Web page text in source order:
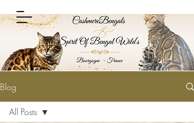
Blog
All Posts